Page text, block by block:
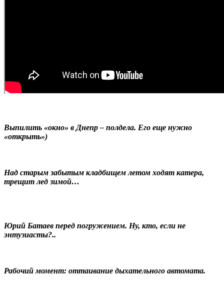
Выпилить «окно» в Днепр – полдела. Его еще нужно
«открыть»)
Над старым забытым кладбищем летом ходят катера,
трещит лед зимой…
Юрий Батаев перед погружением. Ну, кто, если не
энтузиасты?..
Рабочий момент: оттаивание дыхательного автомата.